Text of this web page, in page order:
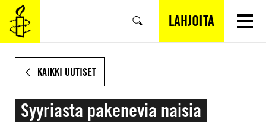
SIIRRY
VARSINAISEEN
SISÄLTÖÖN
Hae LAHJOITA
KAIKKI UUTISET
Syyriasta pakenevia naisia